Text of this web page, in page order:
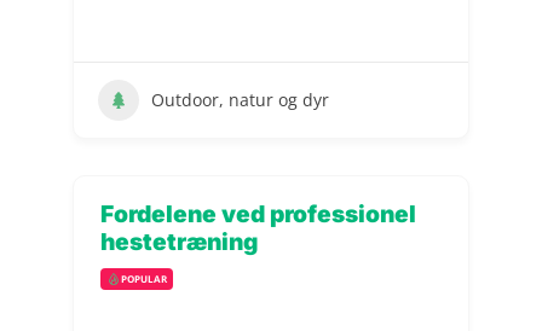
Outdoor, natur og dyr
Fordelene ved professionel
hestetræning
POPULAR